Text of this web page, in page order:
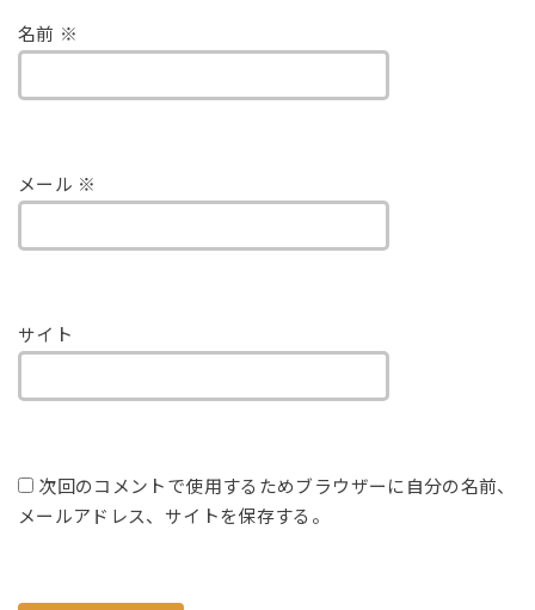
名前 ※
メール ※
サイト
次回のコメントで使用するためブラウザーに自分の名前、
メールアドレス、サイトを保存する。